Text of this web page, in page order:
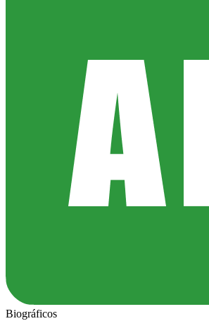
Biográficos